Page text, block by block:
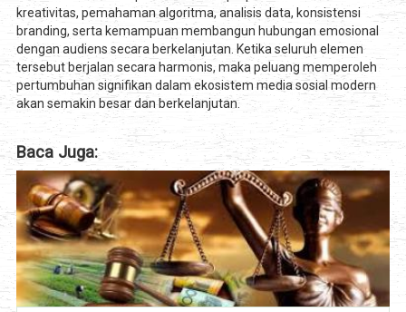
kreativitas, pemahaman algoritma, analisis data, konsistensi
branding, serta kemampuan membangun hubungan emosional
dengan audiens secara berkelanjutan. Ketika seluruh elemen
tersebut berjalan secara harmonis, maka peluang memperoleh
pertumbuhan signifikan dalam ekosistem media sosial modern
akan semakin besar dan berkelanjutan.
Baca Juga: